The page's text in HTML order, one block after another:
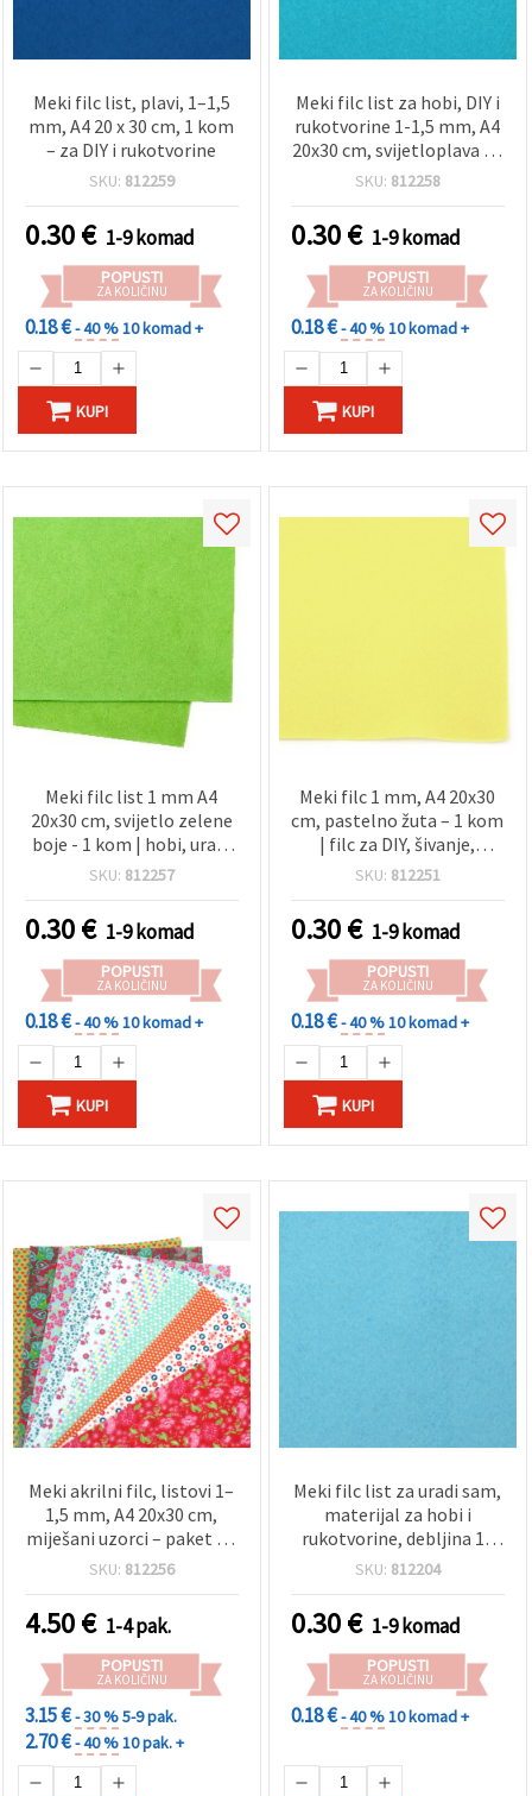
Meki filc list, plavi, 1–1,5
mm, A4 20 x 30 cm, 1 kom
– za DIY i rukotvorine
SKU: 812259
0.30€ 1-9 komad
POPUSTI
ZA KOLIČINU
0.18 €- 40 %10 komad +
KUPI
Meki filc list za hobi, DIY i
rukotvorine 1-1,5 mm, A4
20x30 cm, svijetloplava - 1
kom
SKU: 812258
0.30€ 1-9 komad
POPUSTI
ZA KOLIČINU
0.18 €- 40 %10 komad +
KUPI
Meki filc list 1 mm A4
20x30 cm, svijetlo zelene
boje - 1 kom | hobi, uradi
sam, šivanje, školski
SKU: 812257
0.30€ 1-9 komad
POPUSTI
ZA KOLIČINU
0.18 €- 40 %10 komad +
KUPI
Meki filc 1 mm, A4 20x30
cm, pastelno žuta – 1 kom
| filc za DIY, šivanje,
aplikacije i dječje
SKU: 812251
0.30€ 1-9 komad
POPUSTI
ZA KOLIČINU
0.18 €- 40 %10 komad +
KUPI
Meki akrilni filc, listovi 1–
1,5 mm, A4 20x30 cm,
miješani uzorci – paket od
10
SKU: 812256
4.50€ 1-4 pak.
POPUSTI
ZA KOLIČINU
3.15 €- 30 %5-9 pak.
2.70 €- 40 %10 pak. +
Meki filc list za uradi sam,
materijal za hobi i
rukotvorine, debljina 1–
1,5 mm, A4 (20 x 30 cm),
SKU: 812204
0.30€ 1-9 komad
POPUSTI
ZA KOLIČINU
0.18 €- 40 %10 komad +